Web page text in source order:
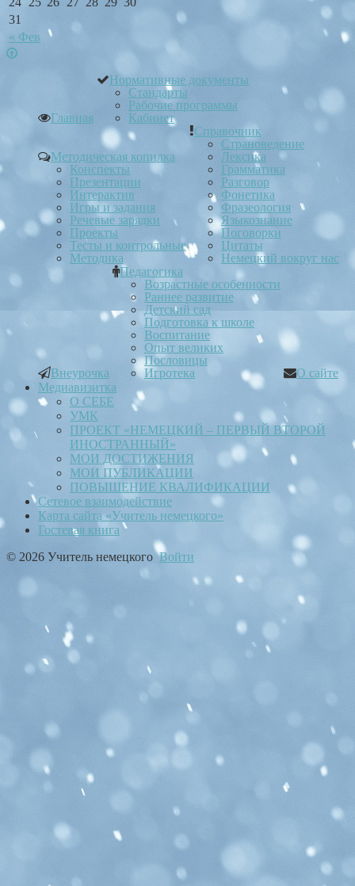
« Фев
31
Главная
Нормативные документы
Стандарты
Рабочие программы
Кабинет
Методическая копилка
Конспекты
Презентации
Интерактив
Игры и задания
Речевые зарядки
Проекты
Тесты и контрольные
Методика
Справочник
Страноведение
Лексика
Грамматика
Разговор
Фонетика
Фразеология
Языкознание
Поговорки
Цитаты
Немецкий вокруг нас
Внеурочка
Педагогика
Возрастные особенности
Раннее развитие
Детский сад
Подготовка к школе
Воспитание
Опыт великих
Пословицы
Игротека
О сайте
Медиавизитка
О СЕБЕ
УМК
ПРОЕКТ «НЕМЕЦКИЙ – ПЕРВЫЙ ВТОРОЙ
ИНОСТРАННЫЙ»
МОИ ДОСТИЖЕНИЯ
МОИ ПУБЛИКАЦИИ
ПОВЫШЕНИЕ КВАЛИФИКАЦИИ
Сетевое взаимодействие
Карта сайта «Учитель немецкого»
Гостевая книга
© 2026 Учитель немецкогоВойти